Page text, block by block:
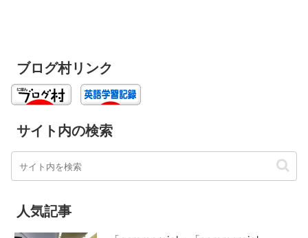
ブログ村リンク
サイト内の検索
人気記事